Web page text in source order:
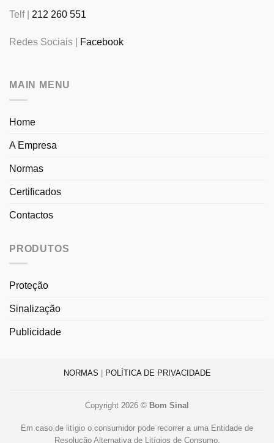
Telf | 212 260 551
Redes Sociais | Facebook
MAIN MENU
Home
A Empresa
Normas
Certificados
Contactos
PRODUTOS
Proteção
Sinalização
Publicidade
NORMAS POLÍTICA DE PRIVACIDADE
Copyright 2026 © Bom Sinal
Em caso de litígio o consumidor pode recorrer a uma Entidade de
Resolução Alternativa de Litígios de Consumo.